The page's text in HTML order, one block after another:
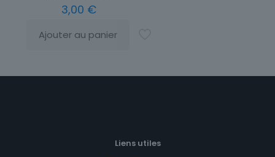
3,00 €
Ajouter au panier
Liens utiles